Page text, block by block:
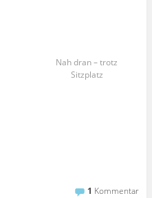
Nah dran – trotz
Sitzplatz
1 Kommentar